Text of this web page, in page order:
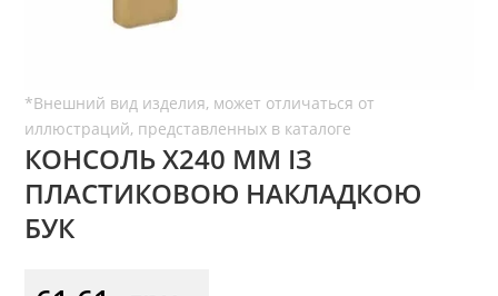
КОНСОЛЬ Х240 ММ ІЗ
ПЛАСТИКОВОЮ НАКЛАДКОЮ
БУК